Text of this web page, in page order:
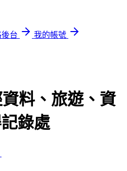
台
我的帳號
料、旅遊、資
錄處